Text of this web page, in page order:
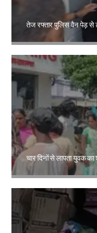
तेज रफ्तार पुलिस वैन पेड़ से
चार दिनों से लापता युवक
Amit Lekh